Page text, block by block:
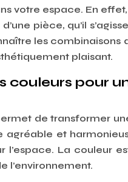
votre espace. En
pièce, qu’il
les
plaisant.
couleurs pour
de transformer
agréable et
l’espace. La couleur
l’environnement.